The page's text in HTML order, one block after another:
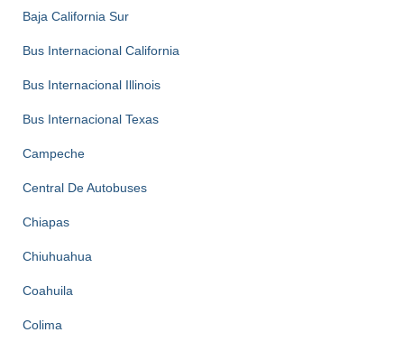
Baja California Sur
Bus Internacional California
Bus Internacional Illinois
Bus Internacional Texas
Campeche
Central De Autobuses
Chiapas
Chiuhuahua
Coahuila
Colima